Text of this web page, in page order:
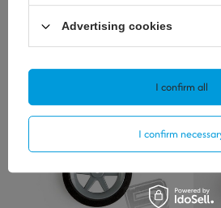
+
Advertising cookies
I confirm
I confirm all